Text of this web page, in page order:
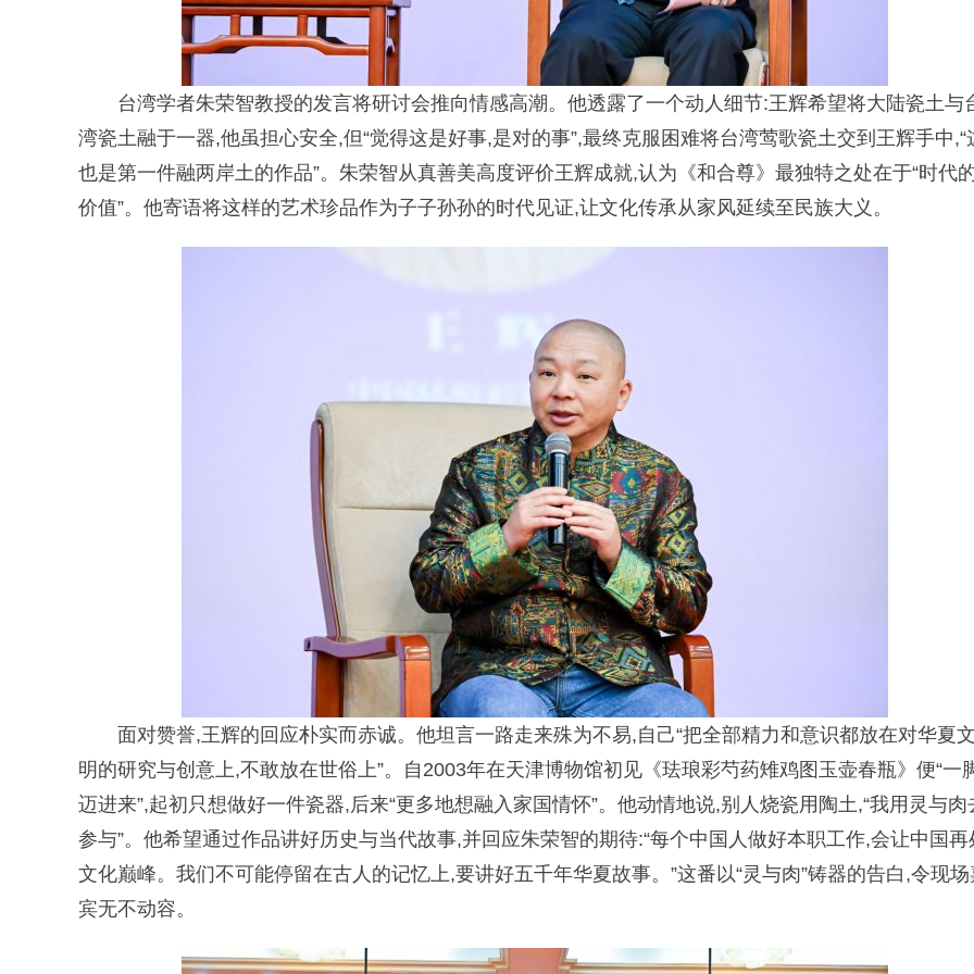
台湾学者朱荣智教授的发言将研讨会推向情感高潮。他透露了一个动人细节:王辉希望将大陆瓷土与
湾瓷土融于一器,他虽担心安全,但“觉得这是好事,是对的事”,最终克服困难将台湾莺歌瓷土交到王辉手中,“
也是第一件融两岸土的作品”。朱荣智从真善美高度评价王辉成就,认为《和合尊》最独特之处在于“时代
价值”。他寄语将这样的艺术珍品作为子子孙孙的时代见证,让文化传承从家风延续至民族大义。
面对赞誉,王辉的回应朴实而赤诚。他坦言一路走来殊为不易,自己“把全部精力和意识都放在对华夏文
明的研究与创意上,不敢放在世俗上”。自2003年在天津博物馆初见《珐琅彩芍药雉鸡图玉壶春瓶》便“一
迈进来”,起初只想做好一件瓷器,后来“更多地想融入家国情怀”。他动情地说,别人烧瓷用陶土,“我用灵与肉
参与”。他希望通过作品讲好历史与当代故事,并回应朱荣智的期待:“每个中国人做好本职工作,会让中国再
文化巅峰。我们不可能停留在古人的记忆上,要讲好五千年华夏故事。”这番以“灵与肉”铸器的告白,令现场
宾无不动容。